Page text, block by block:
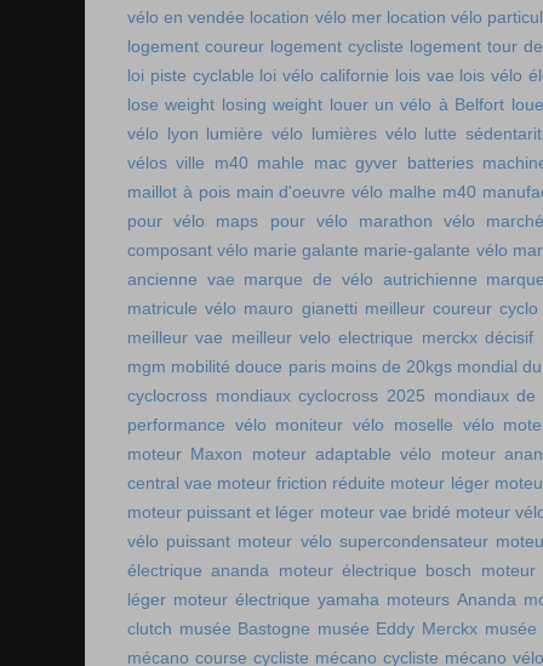
vélo en vendée location vélo mer location vélo
logement coureur logement cycliste logement tour
loi piste cyclable loi vélo californie lois vae lois vélo
lose weight losing weight louer un vélo à Belfort
vélo lyon lumière vélo lumières vélo lutte
vélos ville
m40 mahle mac gyver batteries
maillot à pois main d'oeuvre vélo malhe m40
pour vélo
maps pour vélo marathon vélo
composant vélo marie galante marie-galante vélo
ancienne vae marque de vélo autrichienne
matricule vélo mauro gianetti meilleur coureur
meilleur vae meilleur velo electrique merckx décisif
mgm mobilité douce paris moins de 20kgs mondial
cyclocross mondiaux cyclocross 2025 mondiaux de
performance vélo moniteur vélo moselle vélo
moteur Maxon
moteur adaptable vélo
moteur
central vae moteur friction réduite moteur léger
moteur puissant et léger moteur vae bridé moteur
vélo puissant moteur vélo supercondensateur
électrique ananda
moteur électrique bosch
moteur
léger moteur électrique yamaha moteurs Ananda
clutch musée Bastogne musée Eddy Merckx
mécano course cycliste mécano cycliste mécano vélo